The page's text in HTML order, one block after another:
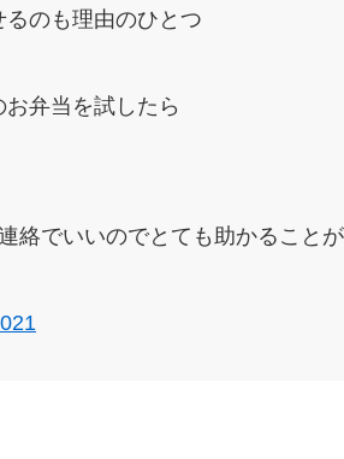
のも理由のひとつ
弁当を試したら
絡でいいのでとても助かること